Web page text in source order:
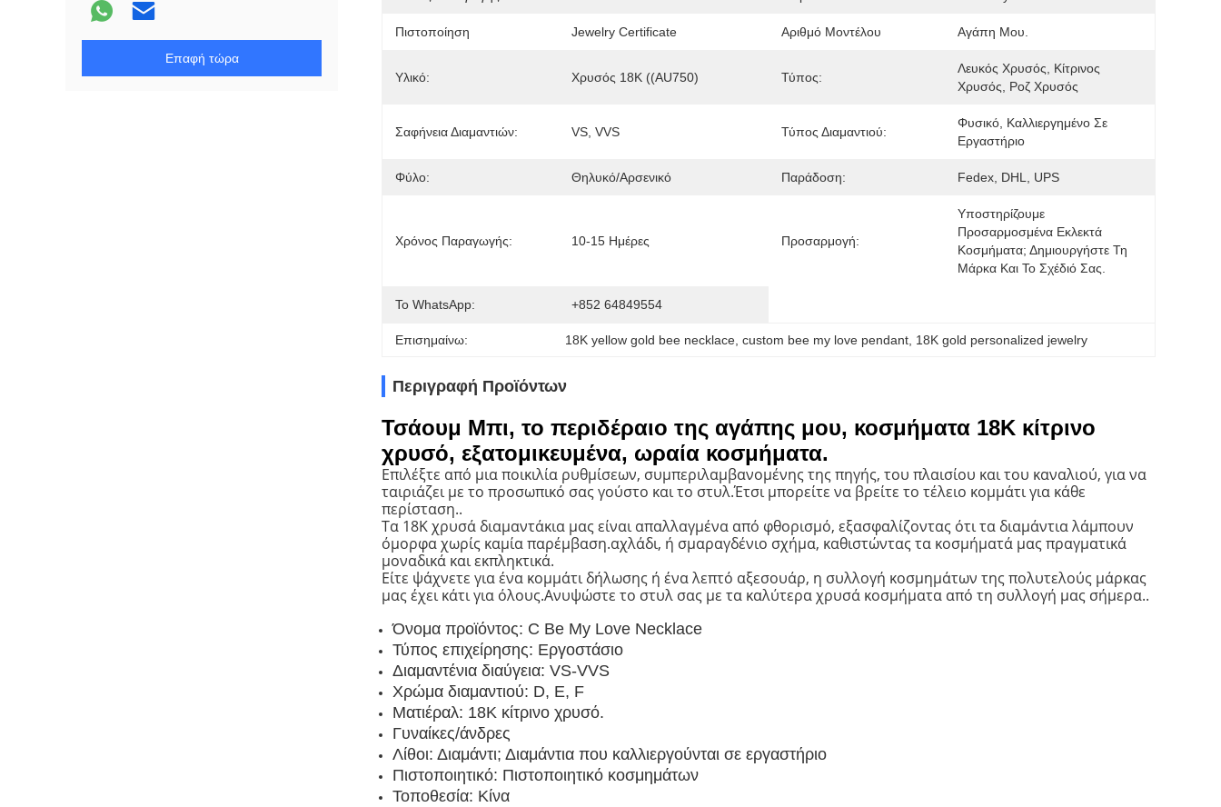
Επαφή τώρα
Πιστοποίηση Jewelry Certificate Αριθμό Μοντέλου Αγάπη Μου.
Υλικό: Χρυσός 18K ((AU750) Τύπος:
Λευκός Χρυσός, Κίτρινος
Χρυσός, Ροζ Χρυσός
Σαφήνεια Διαμαντιών: VS, VVS Τύπος Διαμαντιού:
Φυσικό, Καλλιεργημένο Σε
Εργαστήριο
Φύλο: Θηλυκό/αρσενικό Παράδοση: Fedex, DHL, UPS
Χρόνος Παραγωγής: 10-15 Ημέρες Προσαρμογή:
Υποστηρίζουμε
Προσαρμοσμένα Εκλεκτά
Κοσμήματα; Δημιουργήστε Τη
Μάρκα Και Το Σχέδιό Σας.
Το WhatsApp: +852 64849554
Επισημαίνω: 18K yellow gold bee necklace , custom bee my love pendant 18K gold personalized jewelry
Περιγραφή Προϊόντων
Τσάουμ Μπι, το περιδέραιο της αγάπης μου, κοσμήματα 18K κίτρινο
χρυσό, εξατομικευμένα, ωραία κοσμήματα.
Επιλέξτε από μια ποικιλία ρυθμίσεων, συμπεριλαμβανομένης της πηγής, του πλαισίου και του καναλιού, για να
ταιριάζει με το προσωπικό σας γούστο και το στυλ.Έτσι μπορείτε να βρείτε το τέλειο κομμάτι για κάθε
περίσταση..
Τα 18K χρυσά διαμαντάκια μας είναι απαλλαγμένα από φθορισμό, εξασφαλίζοντας ότι τα διαμάντια λάμπουν
όμορφα χωρίς καμία παρέμβαση.αχλάδι, ή σμαραγδένιο σχήμα, καθιστώντας τα κοσμήματά μας πραγματικά
μοναδικά και εκπληκτικά.
Είτε ψάχνετε για ένα κομμάτι δήλωσης ή ένα λεπτό αξεσουάρ, η συλλογή κοσμημάτων της πολυτελούς μάρκας
μας έχει κάτι για όλους.Ανυψώστε το στυλ σας με τα καλύτερα χρυσά κοσμήματα από τη συλλογή μας σήμερα..
Όνομα προϊόντος: C Be My Love Necklace
Τύπος επιχείρησης: Εργοστάσιο
Διαμαντένια διαύγεια: VS-VVS
Χρώμα διαμαντιού: D, E, F
Ματιέραλ: 18K κίτρινο χρυσό.
Γυναίκες/άνδρες
Λίθοι: Διαμάντι; Διαμάντια που καλλιεργούνται σε εργαστήριο
Πιστοποιητικό: Πιστοποιητικό κοσμημάτων
Τοποθεσία: Κίνα